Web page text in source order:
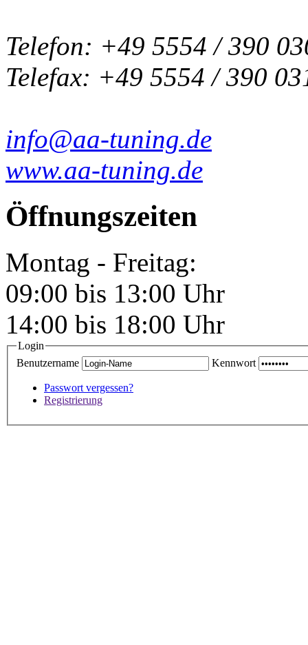
Telefon: +49 5554 / 390
Telefax: +49 5554 / 390
info@aa-tuning.de
www.aa-tuning.de
Öffnungszeiten
Montag - Freitag:
09:00 bis 13:00 Uhr
14:00 bis 18:00 Uhr
Login
Benutzername
Kennwort
Passwort vergessen?
Registrierung